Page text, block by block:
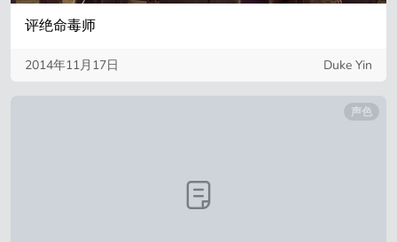
评绝命毒师
2014年11月17日 Duke Yin
声色